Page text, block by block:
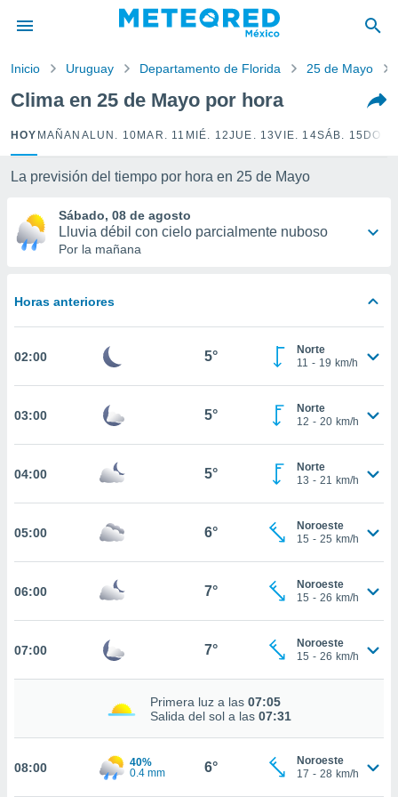
ha sido
la
que se
calidad.
las
la
ya sean
nuestros
CONFIGURACIÓN
Inicio Uruguay Departamento de Florida 25 de Mayo
Clima en 25 de Mayo por hora
HOY MAÑANA LUN. 10 MAR. 11 MIÉ. 12JUE. 13VIE. 14SÁB. 15
La previsión del tiempo por hora en 25 de Mayo
Sábado, 08 de agosto
Lluvia débil con cielo parcialmente nuboso
Por la mañana
Horas anteriores
02:00 5°
Norte
11 - 19 km/h
03:00 5°
Norte
12 - 20 km/h
04:00 5°
Norte
13 - 21 km/h
05:00 6°
Noroeste
15 - 25 km/h
06:00 7°
Noroeste
15 - 26 km/h
07:00 7°
Noroeste
15 - 26 km/h
Primera luz a las 07:05
Salida del sol a las 07:31
08:00
40%
0.4 mm
6°
Noroeste
17 - 28 km/h